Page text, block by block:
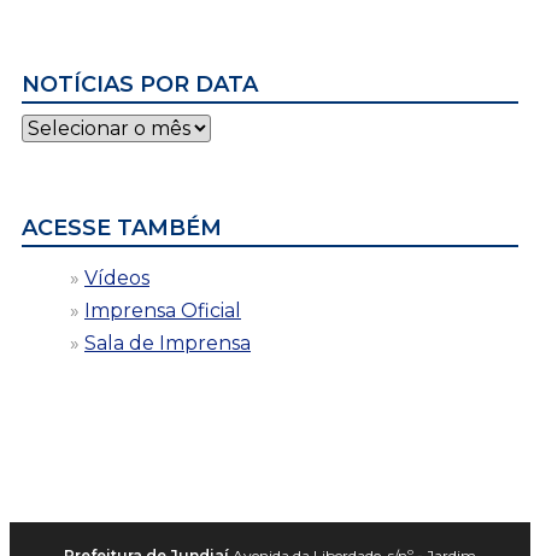
NOTÍCIAS POR DATA
Notícias
por
ACESSE TAMBÉM
Vídeos
Imprensa Oficial
Sala de Imprensa